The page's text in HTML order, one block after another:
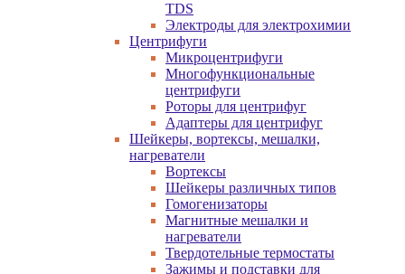
TDS
Электроды для электрохимии
Центрифуги
Микроцентрифуги
Многофункциональные
центрифуги
Роторы для центрифуг
Адаптеры для центрифуг
Шейкеры, вортексы, мешалки,
нагреватели
Вортексы
Шейкеры различных типов
Гомогенизаторы
Магнитные мешалки и
нагреватели
Твердотельные термостаты
Зажимы и подставки для